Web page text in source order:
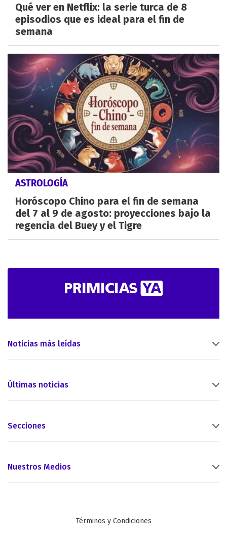
Qué ver en Netflix: la serie turca de 8
episodios que es ideal para el fin de
semana
ASTROLOGÍA
Horóscopo Chino para el fin de semana
del 7 al 9 de agosto: proyecciones bajo la
regencia del Buey y el Tigre
Noticias más leídas
Últimas noticias
Secciones
Nuestros Medios
Términos y Condiciones